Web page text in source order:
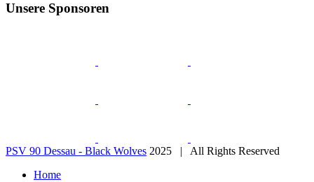
Unsere Sponsoren
PSV 90 Dessau - Black Wolves 2025 | All Rights Reserved
Home